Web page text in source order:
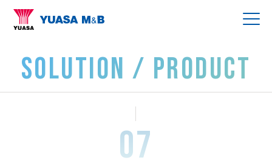
SOLUTION / PRODUCT